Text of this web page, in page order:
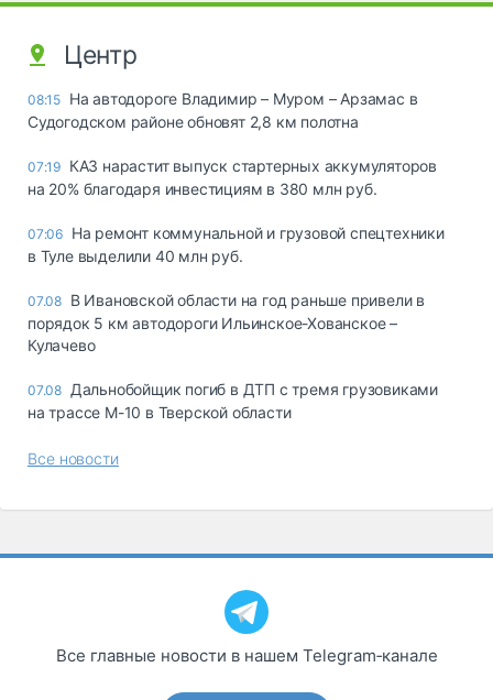
Центр
08:15 На автодороге Владимир – Муром – Арзамас в
Судогодском районе обновят 2,8 км полотна
07:19 КАЗ нарастит выпуск стартерных аккумуляторов
на 20% благодаря инвестициям в 380 млн руб.
07:06 На ремонт коммунальной и грузовой спецтехники
в Туле выделили 40 млн руб.
07.08 В Ивановской области на год раньше привели в
порядок 5 км автодороги Ильинское-Хованское –
Кулачево
07.08 Дальнобойщик погиб в ДТП с тремя грузовиками
на трассе М-10 в Тверской области
Все новости
Все главные новости в нашем Telegram‑канале